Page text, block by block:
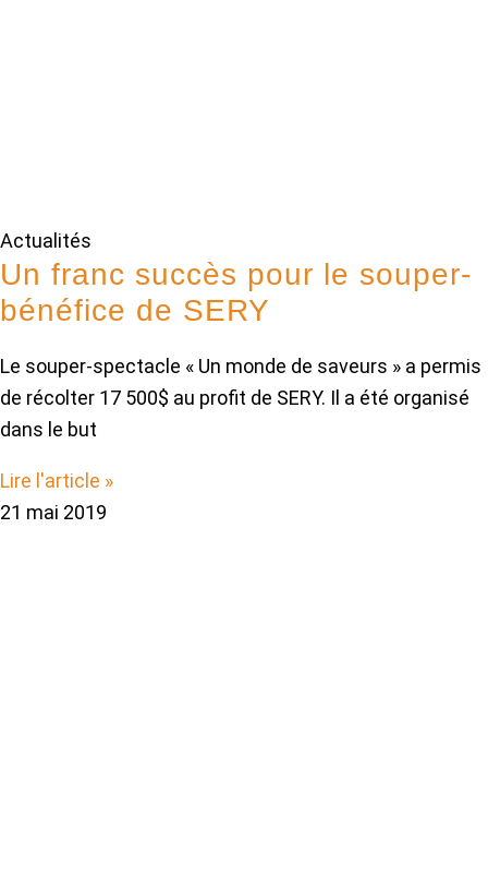
Actualités
Un franc succès pour le souper-
bénéfice de SERY
Le souper-spectacle « Un monde de saveurs » a permis
de récolter 17 500$ au profit de SERY. Il a été organisé
dans le but
Lire l'article »
21 mai 2019